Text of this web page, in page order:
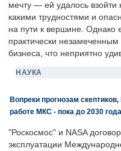
мечту — ей удалось
какими трудностями и
на пути к вершине. Однако
практически
бизнеса, что неприятно
НАУКА
Вопреки прогнозам
работе МКС - пока до 2030 года
"Роскосмос" и NASA
эксплуатации